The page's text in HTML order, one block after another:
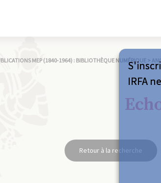
MEP (1840-1964) : BIBLIOTHÈQUE NUMÉRIQUE >
Retour à la recherche
IRFA